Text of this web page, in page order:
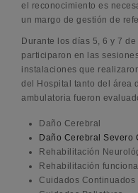
el reconocimiento es
un margo de gestión de
Durante los días 5, 6 y 7
participaron en las
instalaciones que
del Hospital tanto del área
ambulatoria fueron
Daño Cerebral
Daño Cerebral Severo
Rehabilitación
Rehabilitación funcional
Cuidados Continuados